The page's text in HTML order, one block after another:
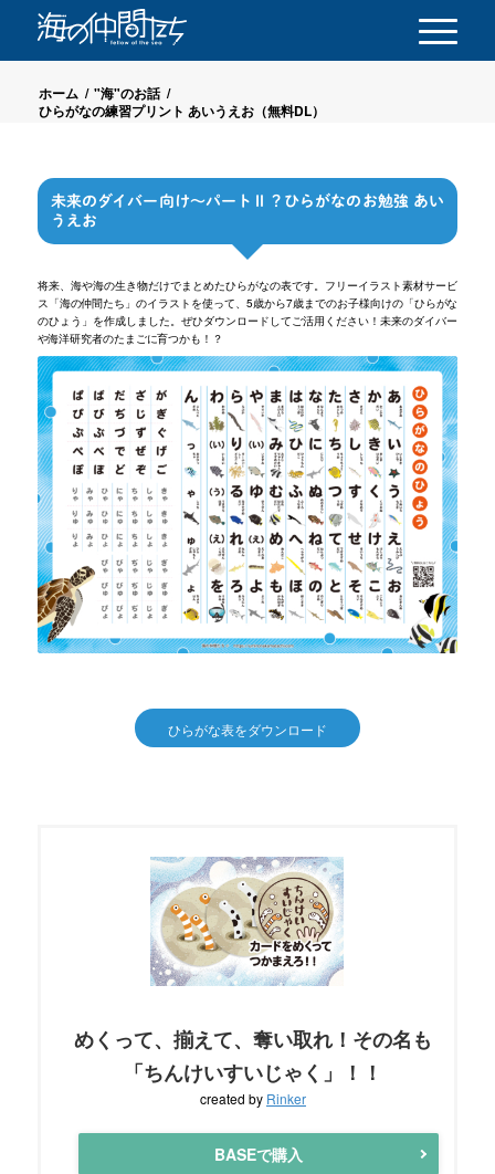
ホーム / "海"のお話 /
ひらがなの練習プリント あいうえお（無料DL）
未来のダイバー向け～パートⅡ？ひらがなのお勉強 あい
うえお
将来、海や海の生き物だけでまとめたひらがなの表です。フリーイラスト素材サービ
ス「海の仲間たち」のイラストを使って、5歳から7歳までのお子様向けの「ひらがな
のひょう」を作成しました。ぜひダウンロードしてご活用ください！未来のダイバー
や海洋研究者のたまごに育つかも！？
ひらがな表をダウンロード
めくって、揃えて、奪い取れ！その名も
「ちんけいすいじゃく」！！
created by Rinker
BASEで購入